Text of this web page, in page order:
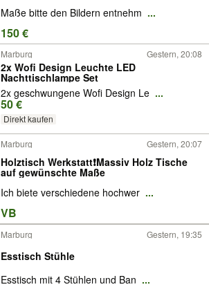
Maße bitte den Bildern entnehm ...
150 €
Marburg Gestern, 20:08
2x Wofi Design Leuchte LED
Nachttischlampe Set
2x geschwungene Wofi Design Le ...
50 €
Direkt kaufen
Marburg Gestern, 20:07
Holztisch Werkstatt❗️Massiv Holz Tische
auf gewünschte Maße
Ich biete verschiedene hochwer ...
VB
Marburg Gestern, 19:35
Esstisch Stühle
Esstisch mit 4 Stühlen und Ban ...